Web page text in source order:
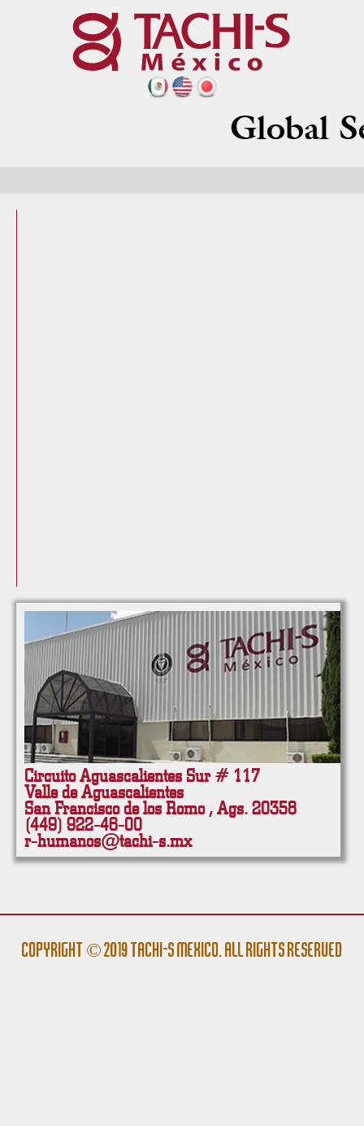
Global
Circuito Aguascalientes Sur # 117
Valle de Aguascalientes
San Francisco de los Romo , Ags. 20358
(449) 922-46-00
r-humanos@tachi-s.mx
Copyright © 2019 Tachi-s México. All rights reserved